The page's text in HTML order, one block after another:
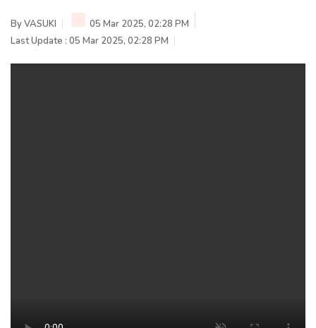
ByVASUKI
05 Mar 2025, 02:28 PM
Last Update : 05 Mar 2025, 02:28 PM